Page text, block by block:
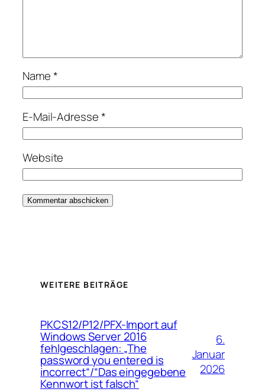
Name*
E-Mail-Adresse*
Website
WEITERE BEITRÄGE
PKCS12/P12/PFX-Import auf
Windows Server 2016
fehlgeschlagen: „The
password you entered is
incorrect“/“Das eingegebene
Kennwort ist falsch“
6.
Januar
2026